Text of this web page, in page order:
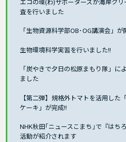
査を行いました
「生物資源科学部OB･OG講演会」
生物環境科学実習を行いました!!
「炭やきで夕日の松原まもり隊」に
ました
【第二弾】規格外トマトを活用した
ケーキ」が完成!!
NHK秋田｢ニュースこまち｣で『はち
活動が紹介されます